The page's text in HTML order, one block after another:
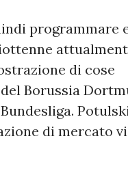
programmare
di cose
Borussia
di mercato